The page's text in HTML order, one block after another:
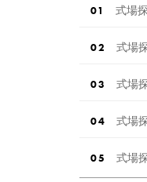
式場
式場
式場
式場
式場